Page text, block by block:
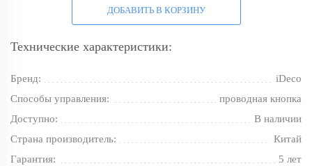
ДОБАВИТЬ В КОРЗИНУ
Технические характеристики:
Бренд:
iDeco
Способы управления:
проводная кнопка
Доступно:
В наличии
Страна производитель:
Китай
Гарантия:
5 лет